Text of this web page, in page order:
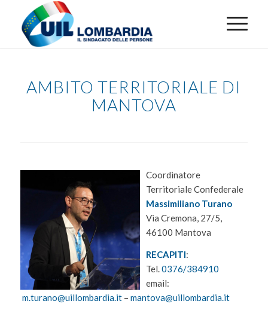
AMBITO TERRITORIALE DI
MANTOVA
Coordinatore
Territoriale Confederale
Massimiliano Turano
Via Cremona, 27/5,
46100 Mantova
RECAPITI:
Tel.0376/384910
email:
m.turano@uillombardia.it– mantova@uillombardia.it